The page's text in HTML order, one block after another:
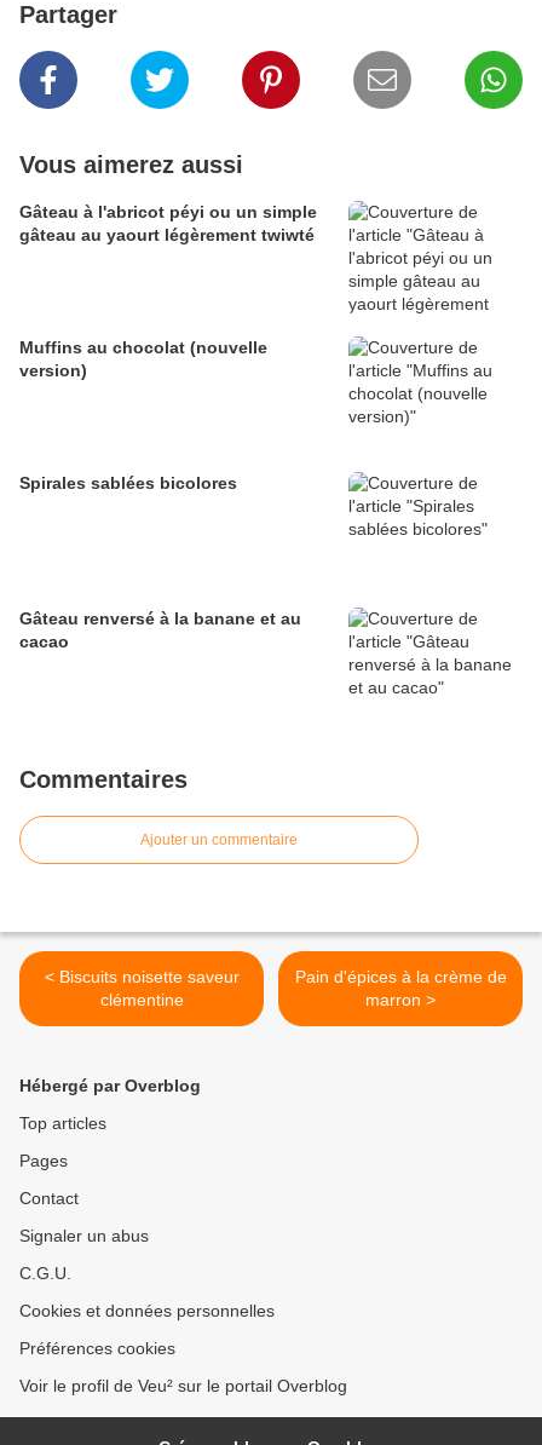
Partager
Vous aimerez aussi
Gâteau à l'abricot péyi ou un simple
gâteau au yaourt légèrement twiwté
Muffins au chocolat (nouvelle
version)
Spirales sablées bicolores
Gâteau renversé à la banane et au
cacao
Commentaires
Ajouter un commentaire
< Biscuits noisette saveur
clémentine
Pain d'épices à la crème de
marron >
Hébergé par Overblog
Top articles
Pages
Contact
Signaler un abus
C.G.U.
Cookies et données personnelles
Préférences cookies
Voir le profil de Veu² sur le portail Overblog